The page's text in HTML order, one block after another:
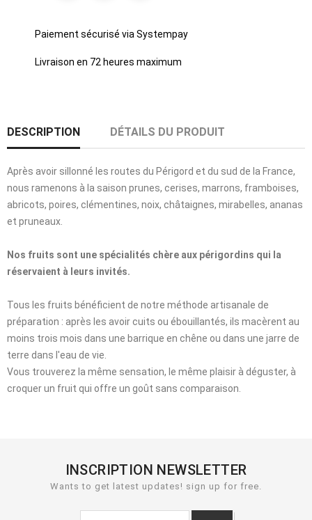
Paiement sécurisé via Systempay
Livraison en 72 heures maximum
DESCRIPTION DÉTAILS DU PRODUIT
Après avoir sillonné les routes du Périgord et du sud de la France,
nous ramenons à la saison prunes, cerises, marrons, framboises,
abricots, poires, clémentines, noix, châtaignes, mirabelles, ananas
et pruneaux.
Nos fruits sont une spécialités chère aux périgordins qui la
réservaient à leurs invités.
Tous les fruits bénéficient de notre méthode artisanale de
préparation : après les avoir cuits ou ébouillantés, ils macèrent au
moins trois mois dans une barrique en chêne ou dans une jarre de
terre dans l'eau de vie.
Vous trouverez la même sensation, le même plaisir à déguster, à
croquer un fruit qui offre un goût sans comparaison.
INSCRIPTION NEWSLETTER
Wants to get latest updates! sign up for free.